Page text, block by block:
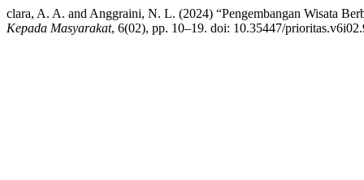
clara, A. A. and Anggraini, N. L. (2024) “Pengembangan Wisata
Kepada Masyarakat, 6(02), pp. 10–19. doi: 10.35447/